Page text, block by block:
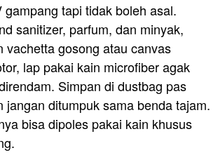
gampang tapi tidak boleh asal.
sanitizer, parfum, dan minyak,
vachetta gosong atau canvas
lap pakai kain microfiber agak
Simpan di dustbag pas
jangan ditumpuk sama benda tajam.
bisa dipoles pakai kain khusus